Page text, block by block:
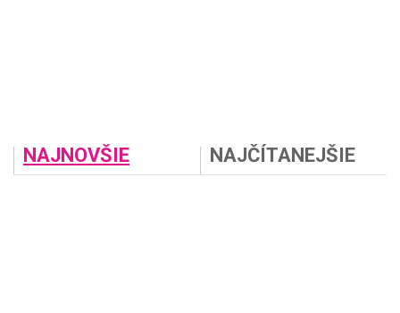
NAJNOVŠIE NAJČÍTANEJŠIE